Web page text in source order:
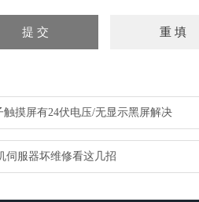
触摸屏有24伏电压/无显示黑屏解决
伺服器坏维修看这几招